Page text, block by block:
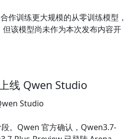
作训练更大规模的从零训练模型，
该模型尚未作为本次发布内容开
线 Qwen Studio
Studio
。Qwen 官方确认，Qwen3.7-